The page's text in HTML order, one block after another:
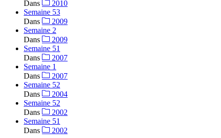
Dans
2010
Semaine 53
Dans
2009
Semaine 2
Dans
2009
Semaine 51
Dans
2007
Semaine 1
Dans
2007
Semaine 52
Dans
2004
Semaine 52
Dans
2002
Semaine 51
Dans
2002